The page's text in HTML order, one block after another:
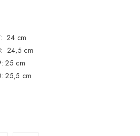
24 cm
24,5 cm
25 cm
25,5 cm